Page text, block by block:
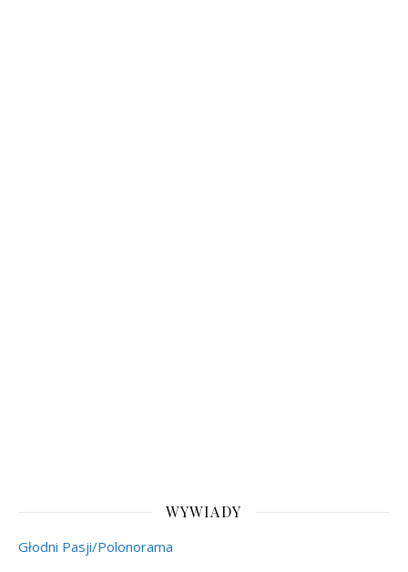
WYWIADY
Głodni Pasji/Polonorama